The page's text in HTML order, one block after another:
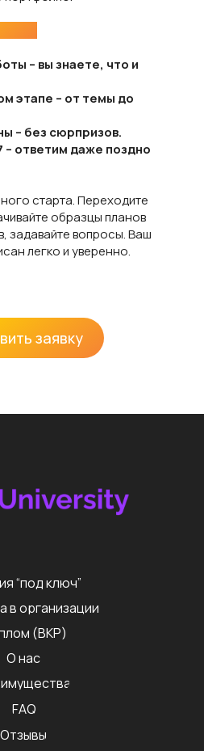
– вы знаете, что и
этапе – от темы до
– без сюрпризов.
– ответим даже поздно
старта. Переходите
образцы планов
задавайте вопросы. Ваш
легко и уверенно.
заявку
“под ключ”
в организации
(ВКР)
О нас
FAQ
Отзывы